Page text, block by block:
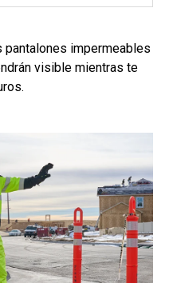
impermeables
visible mientras te